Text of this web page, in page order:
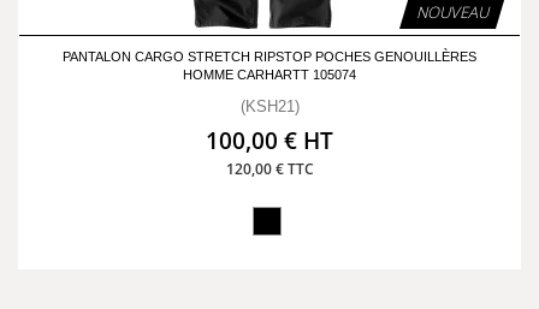
NOUVEAU
PANTALON CARGO STRETCH RIPSTOP POCHES GENOUILLÈRES
HOMME CARHARTT 105074
(KSH21)
100,00 € HT
120,00 € TTC